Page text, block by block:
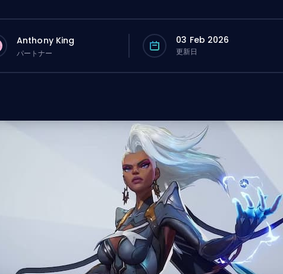
Anthony King
パートナー
03 Feb 2026
更新日